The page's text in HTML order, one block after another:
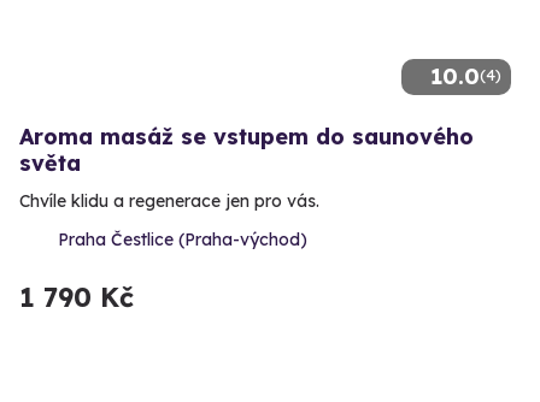
10.0(4)
Aroma masáž se vstupem do saunového
světa
Chvíle klidu a regenerace jen pro vás.
Praha Čestlice (Praha-východ)
1 790 Kč